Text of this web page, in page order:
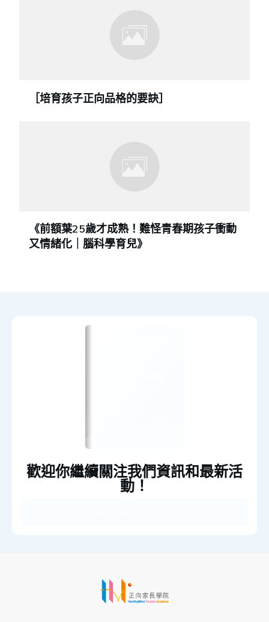
［培育孩子正向品格的要訣］
《前額葉25歲才成熟！難怪青春期孩子衝動
又情緒化｜腦科學育兒》
歡迎你繼續關注我們資訊和最新活
動！